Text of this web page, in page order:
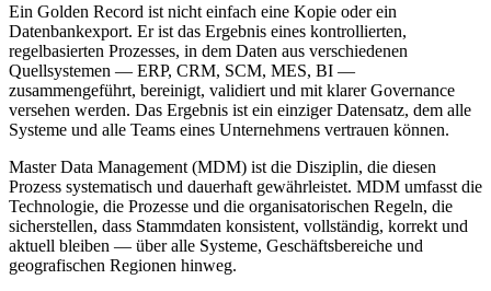
Ein Golden Record ist nicht einfach eine Kopie oder ein
Datenbankexport. Er ist das Ergebnis eines kontrollierten,
regelbasierten Prozesses, in dem Daten aus verschiedenen
Quellsystemen — ERP, CRM, SCM, MES, BI —
zusammengeführt, bereinigt, validiert und mit klarer Governance
versehen werden. Das Ergebnis ist ein einziger Datensatz, dem alle
Systeme und alle Teams eines Unternehmens vertrauen können.
Master Data Management (MDM) ist die Disziplin, die diesen
Prozess systematisch und dauerhaft gewährleistet. MDM umfasst die
Technologie, die Prozesse und die organisatorischen Regeln, die
sicherstellen, dass Stammdaten konsistent, vollständig, korrekt und
aktuell bleiben — über alle Systeme, Geschäftsbereiche und
geografischen Regionen hinweg.